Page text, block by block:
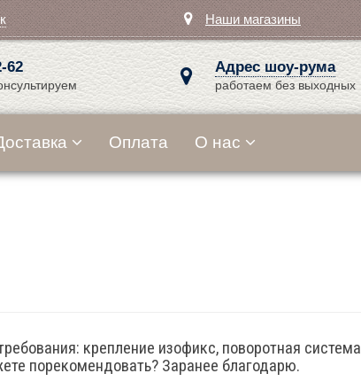
Наши магазины
62 Адрес шоу-рума
работаем без выходных
Оплата О нас
крепление изофикс, поворотная
порекомендовать? Заранее благодарю.